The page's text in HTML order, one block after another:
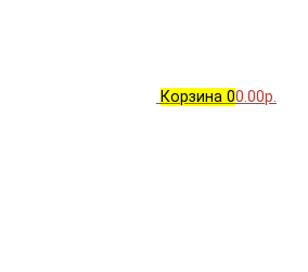
Корзина 00.00р.